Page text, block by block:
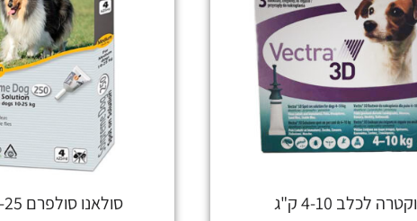
וקטרה לכלב 4-10 ק"ג סולאנו סולפרם 10-25 ק"ג